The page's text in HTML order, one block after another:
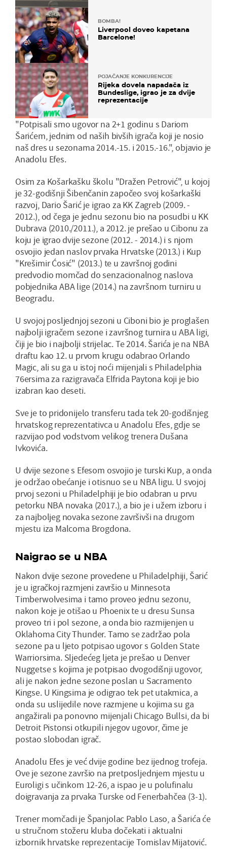
BOMBA!
Liverpool doveo kapetana
Barcelone!
POJAČANJE KONKURENCIJE
Rijeka dovela napadača iz
Bundeslige, igrao je za dvije
reprezentacije
"Potpisali smo ugovor na 2+1 godinu s Dariom
Šarićem, jednim od naših bivših igrača koji je nosio
naš dres u sezonama 2014.-15. i 2015.-16.", objavio je
Anadolu Efes.
Osim za Košarkašku školu "Dražen Petrović", u kojoj
je 32-godišnji Šibenčanin započeo svoj košarkaški
razvoj, Dario Šarić je igrao za KK Zagreb (2009. -
2012.), od čega je jednu sezonu bio na posudbi u KK
Dubrava (2010./2011.), a 2012. je prešao u Cibonu za
koju je igrao dvije sezone (2012. - 2014.) i s njom
osvojio jedan naslov prvaka Hrvatske (2013.) i Kup
"Krešimir Ćosić" (2013.) te u završnoj godini
predvodio momčad do senzacionalnog naslova
pobjednika ABA lige (2014.) na završnom turniru u
Beogradu.
U svojoj posljednjoj sezoni u Ciboni bio je proglašen
najbolji igračem sezone i završnog turnira u ABA ligi,
čiji je bio i najbolji strijelac. Te 2014. Šarića je na NBA
draftu kao 12. u prvom krugu odabrao Orlando
Magic, ali su ga u istoj noći mijenjali s Philadelphia
76ersima za razigravača Elfrida Paytona koji je bio
izabran kao deseti.
Sve je to pridonijelo transferu tada tek 20-godišnjeg
hrvatskog reprezentativca u Anadolu Efes, gdje se
razvijao pod vodstvom velikog trenera Dušana
Ivkovića.
U dvije sezone s Efesom osvojio je turski Kup, a onda
je održao obećanje i otisnuo se u NBA ligu. U svojoj
prvoj sezoni u Philadelphiji je bio odabran u prvu
petorku NBA novaka (2017.), a bio je i užem izboru i
za najboljeg novaka sezone završivši na drugom
mjestu iza Malcoma Brogdona.
Naigrao se u NBA
Nakon dvije sezone provedene u Philadelphiji, Šarić
je u igračkoj razmjeni završio u Minnesota
Timberwolvesima i tamo proveo jednu sezonu,
nakon koje je otišao u Phoenix te u dresu Sunsa
proveo tri i pol sezone, a onda bio razmijenjen u
Oklahoma City Thunder. Tamo se zadržao pola
sezone pa u ljeto potpisao ugovor s Golden State
Warriorsima. Sljedećeg ljeta je prešao u Denver
Nuggetse s kojima je potpisao dvogodišnji ugovor,
ali je nakon jedne sezone poslan u Sacramento
Kingse. U Kingsima je odigrao tek pet utakmica, a
onda su uslijedile nove razmjene u kojima su ga
angažirali pa ponovno mijenjali Chicago Bullsi, da bi
Detroit Pistonsi otkupili njegov ugovor, čime je
postao slobodan igrač.
Anadolu Efes je već dvije godine bez ijednog trofeja.
Ove je sezone završio na pretposljednjem mjestu u
Euroligi s učinkom 12-26, a ispao je u polufinalu
doigravanja za prvaka Turske od Fenerbahčea (3-1).
Trener momčadi je Španjolac Pablo Laso, a Šarića će
u stručnom stožeru kluba dočekati i aktualni
izbornik hrvatske reprezentacije Tomislav Mijatović.